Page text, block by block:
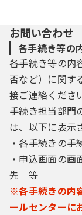
お問い合わせ
各手続き等の
各手続き等の内
否など）に関す
接ご連絡くださ
手続き担当部門
は、以下に表示
・各手続きの手
・申込画面の
先 等
※各手続きの内
ールセンターに